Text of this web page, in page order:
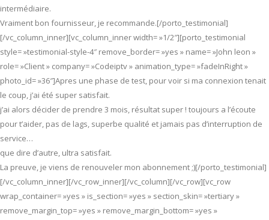
intermédiaire.
Vraiment bon fournisseur, je recommande.[/porto_testimonial]
[/vc_column_inner][vc_column_inner width= »1/2″][porto_testimonial
style= »testimonial-style-4″ remove_border= »yes » name= »John leon »
role= »Client » company= »Codeiptv » animation_type= »fadeInRight »
photo_id= »36″]Apres une phase de test, pour voir si ma connexion tenait
le coup, j’ai été super satisfait.
j’ai alors décider de prendre 3 mois, résultat super ! toujours a l’écoute
pour t’aider, pas de lags, superbe qualité et jamais pas d’interruption de
service…
que dire d’autre, ultra satisfait.
La preuve, je viens de renouveler mon abonnement ;)[/porto_testimonial]
[/vc_column_inner][/vc_row_inner][/vc_column][/vc_row][vc_row
wrap_container= »yes » is_section= »yes » section_skin= »tertiary »
remove_margin_top= »yes » remove_margin_bottom= »yes »